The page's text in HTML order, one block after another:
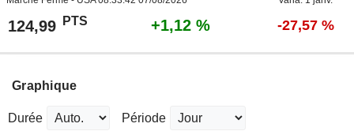
124,99 PTS +1,12 % -27,57 %
Graphique
Durée Période